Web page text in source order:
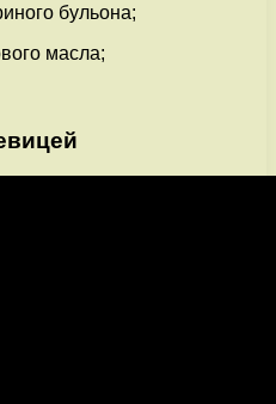
бульона;
масла;